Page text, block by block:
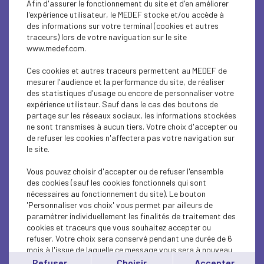
SUSTAINABLE DEVELOPMENT
SUSTAINABLE DEVELOPMENT
SOCIAL
SUSTAINABLE DEVELOPMENT
INTERNATIONAL - EUROPE
ECONOMY
ECONOMY
INTERNATIONAL - EUROPE
INTERNATIONAL - EUROPE
Afin d'assurer le fonctionnement du site et d'en améliorer
l'expérience utilisateur, le MEDEF stocke et/ou accède à
des informations sur votre terminal (cookies et autres
traceurs) lors de votre naviguation sur le site
www.medef.com.
Ces cookies et autres traceurs permettent au MEDEF de
mesurer l'audience et la performance du site, de réaliser
des statistiques d'usage ou encore de personnaliser votre
expérience utilisteur. Sauf dans le cas des boutons de
partage sur les réseaux sociaux, les informations stockées
ne sont transmises à aucun tiers. Votre choix d'accepter ou
de refuser les cookies n'affectera pas votre navigation sur
le site.
Vous pouvez choisir d'accepter ou de refuser l'ensemble
des cookies (sauf les cookies fonctionnels qui sont
nécessaires au fonctionnement du site). Le bouton
'Personnaliser vos choix' vous permet par ailleurs de
paramétrer individuellement les finalités de traitement des
cookies et traceurs que vous souhaitez accepter ou
refuser. Votre choix sera conservé pendant une durée de 6
mois à l'issue de laquelle ce message vous sera à nouveau
affiché..